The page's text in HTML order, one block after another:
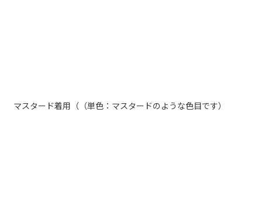
マスタード着用（（単色：マスタードのような色目です）